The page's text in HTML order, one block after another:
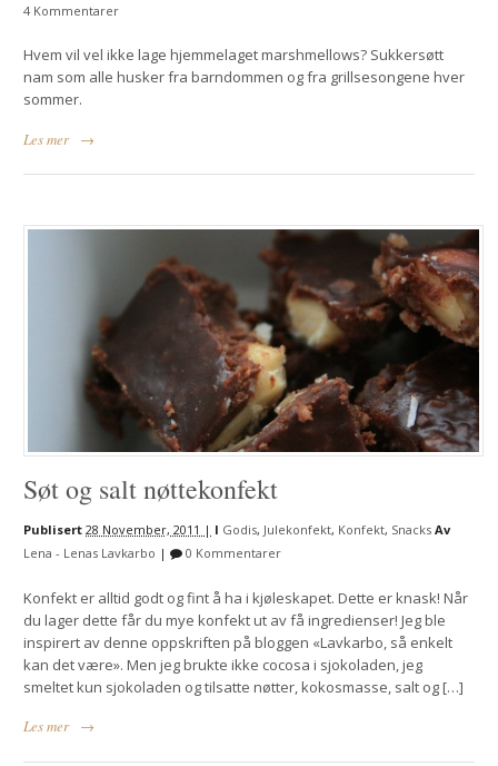
4 Kommentarer
Hvem vil vel ikke lage hjemmelaget marshmellows? Sukkersøtt
nam som alle husker fra barndommen og fra grillsesongene hver
sommer.
Les mer
→
Søt og salt nøttekonfekt
Publisert28 November, 2011 | I Godis, Julekonfekt, Konfekt, Snacks Av
Lena - Lenas Lavkarbo | 0 Kommentarer
Konfekt er alltid godt og fint å ha i kjøleskapet. Dette er knask! Når
du lager dette får du mye konfekt ut av få ingredienser! Jeg ble
inspirert av denne oppskriften på bloggen «Lavkarbo, så enkelt
kan det være». Men jeg brukte ikke cocosa i sjokoladen, jeg
smeltet kun sjokoladen og tilsatte nøtter, kokosmasse, salt og […]
Les mer
→